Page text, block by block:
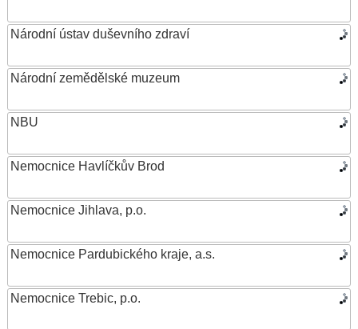
Národní ústav duševního zdraví
Národní zemědělské muzeum
NBU
Nemocnice Havlíčkův Brod
Nemocnice Jihlava, p.o.
Nemocnice Pardubického kraje, a.s.
Nemocnice Trebic, p.o.